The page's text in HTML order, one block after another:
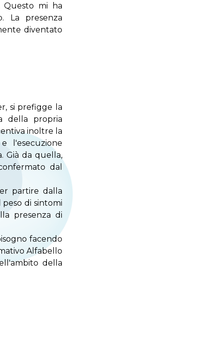
Questo mi ha
La presenza
diventato
si prefigge la
della propria
inoltre la
l'esecuzione
Già da quella,
dal
partire dalla
di sintomi
presenza di
facendo
Alfabello
della